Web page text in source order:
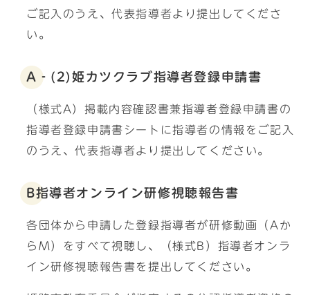
ご記入のうえ、代表指導者より提出してくださ
い。
A‐(2)姫カツクラブ指導者登録申請書
（様式A）掲載内容確認書兼指導者登録申請書の
指導者登録申請書シートに指導者の情報をご記入
のうえ、代表指導者より提出してください。
B指導者オンライン研修視聴報告書
各団体から申請した登録指導者が研修動画（Aか
らM）をすべて視聴し、（様式B）指導者オンラ
イン研修視聴報告書を提出してください。